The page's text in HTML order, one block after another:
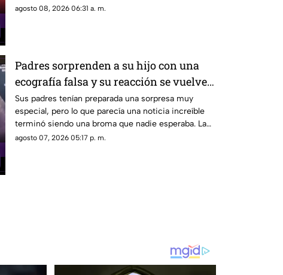
agosto 08, 2026 06:31 a. m.
Padres sorprenden a su hijo con una
ecografía falsa y su reacción se vuelve
inolvidable
Sus padres tenían preparada una sorpresa muy
especial, pero lo que parecía una noticia increíble
terminó siendo una broma que nadie esperaba. La
reacción de su hijo asi quedó grabada.
agosto 07, 2026 05:17 p. m.